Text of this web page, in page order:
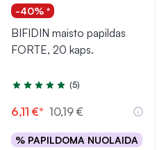
-40% *
BIFIDIN maisto papildas
FORTE, 20 kaps.
Įvertinimas 4.6 iš 5
(5)
6,11 €* 10,19 €
% PAPILDOMA NUOLAIDA